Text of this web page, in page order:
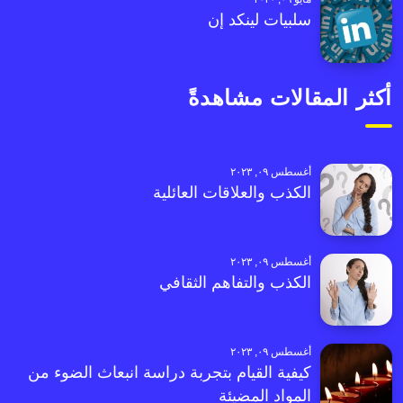
سلبيات لينكد إن
أكثر المقالات مشاهدةً
أغسطس ٠٩, ٢٠٢٣
الكذب والعلاقات العائلية
أغسطس ٠٩, ٢٠٢٣
الكذب والتفاهم الثقافي
أغسطس ٠٩, ٢٠٢٣
كيفية القيام بتجربة دراسة انبعاث الضوء من
المواد المضيئة